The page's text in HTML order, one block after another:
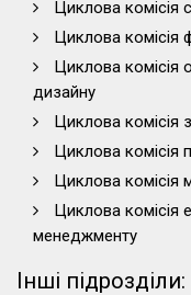
Циклова комісія
Циклова комісія
Циклова комісія
дизайну
Циклова комісія
Циклова комісія
Циклова комісія
Циклова комісія
менеджменту
Інші підрозділи: